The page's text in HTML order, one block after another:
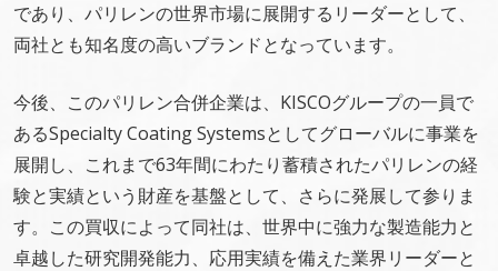
であり、パリレンの世界市場に展開するリーダーとして、
両社とも知名度の高いブランドとなっています。
今後、このパリレン合併企業は、KISCOグループの一員で
あるSpecialty Coating Systemsとしてグローバルに事業を
展開し、これまで63年間にわたり蓄積されたパリレンの経
験と実績という財産を基盤として、さらに発展して参りま
す。この買収によって同社は、世界中に強力な製造能力と
卓越した研究開発能力、応用実績を備えた業界リーダーと